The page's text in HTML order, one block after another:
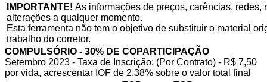
IMPORTANTE! As informações de preços, carências,
alterações a qualquer momento.
Esta ferramenta não tem o objetivo de substituir o material
trabalho do corretor.
COMPULSÓRIO - 30% DE COPARTICIPAÇÃO
Setembro 2023 - Taxa de Inscrição: (Por Contrato) - R$ 7,50
por vida, acrescentar IOF de 2,38% sobre o valor total final